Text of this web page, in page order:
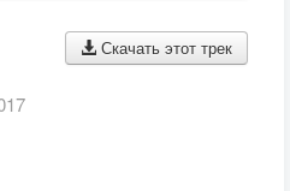
Скачать этот трек